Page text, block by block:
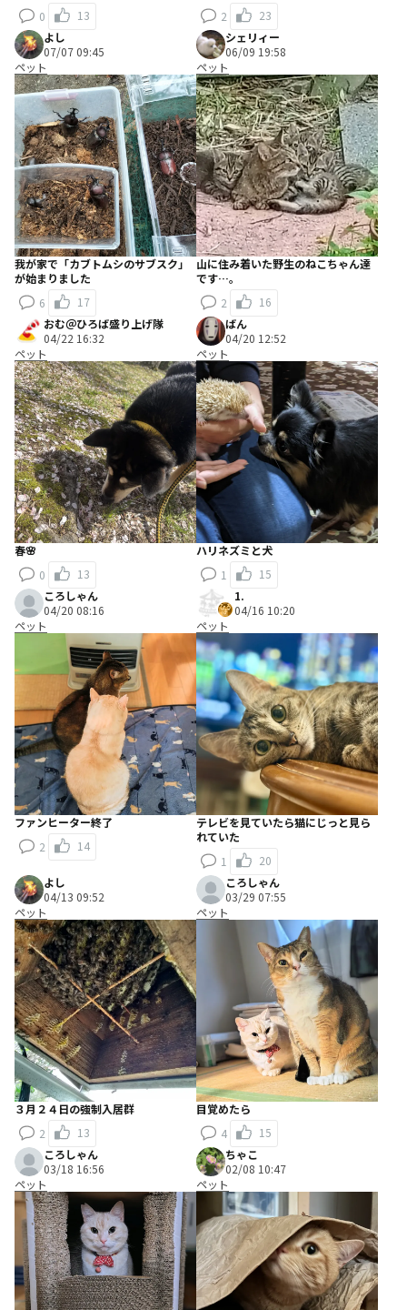
0
13
2
23
よし
07/07 09:45
ペット
我が家で「カブトムシのサブスク」
が始まりました
6
17
シェリィー
06/09 19:58
ペット
山に住み着いた野生のねこちゃん達
です…。
2
16
おむ＠ひろば盛り上げ隊
04/22 16:32
ペット
春🌸
0
13
ばん
04/20 12:52
ペット
ハリネズミと犬
1
15
ころしゃん
04/20 08:16
ペット
ファンヒーター終了
2
14
1.
04/16 10:20
ペット
テレビを見ていたら猫にじっと見ら
れていた
1
20
よし
04/13 09:52
ペット
３月２４日の強制入居群
2
13
ころしゃん
03/29 07:55
ペット
目覚めたら
4
15
ころしゃん
03/18 16:56
ペット
ちゃこ
02/08 10:47
ペット